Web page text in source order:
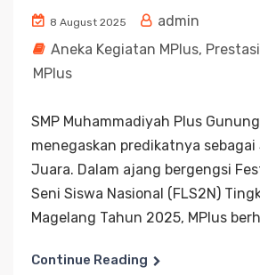
8 August 2025
admin
Aneka Kegiatan MPlus,
MPlus
SMP Muhammadiyah Plus
menegaskan predikatnya sebagai
Juara. Dalam ajang bergengsi
Seni Siswa Nasional (FLS2N)
Magelang Tahun 2025, MPlus
Continue Reading